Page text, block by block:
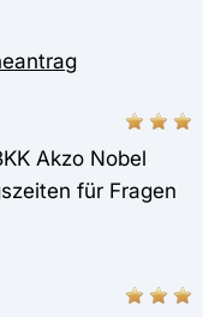
Akzo Nobel
für Fragen